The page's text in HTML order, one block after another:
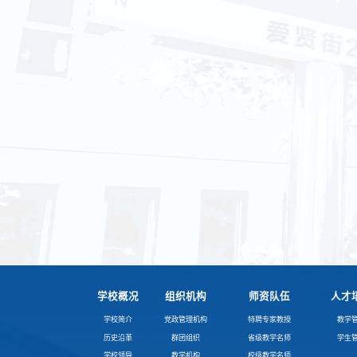
学校概况
学校简介
历史沿革
组织机构
党政管理机构
群团组织
师资队伍
特聘专家教授
省级教学名师
人才
教学
学生